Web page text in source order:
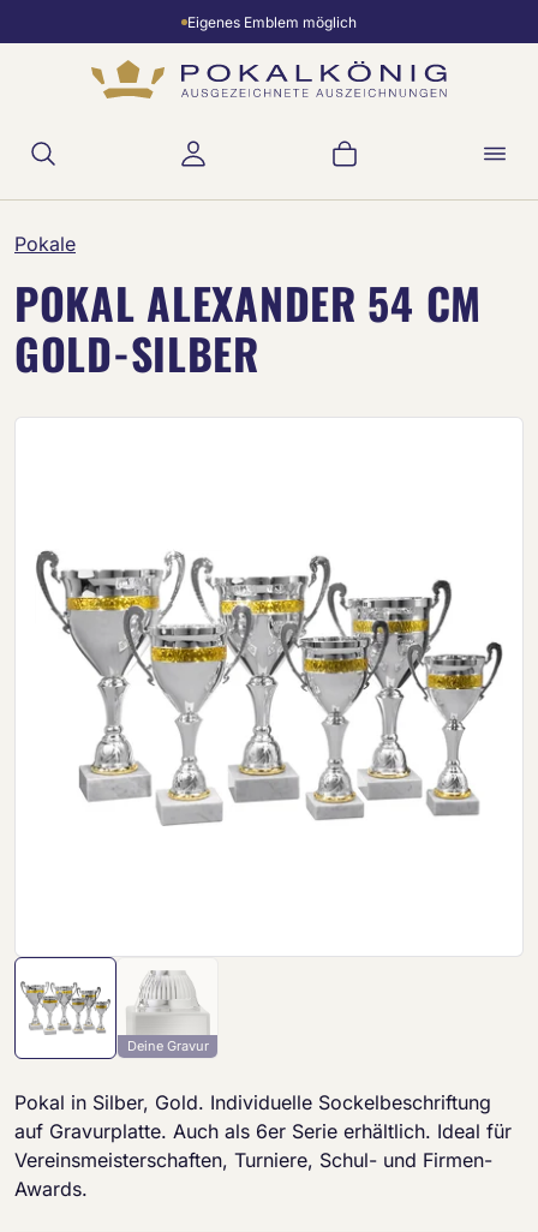
Zum Hauptinhalt springenEigenes Emblem möglich
Warenkorb
Pokale
POKAL ALEXANDER 54 CM
GOLD-SILBER
Deine Gravur
Pokal in Silber, Gold. Individuelle Sockelbeschriftung
auf Gravurplatte. Auch als 6er Serie erhältlich. Ideal für
Vereinsmeisterschaften, Turniere, Schul- und Firmen-
Awards.